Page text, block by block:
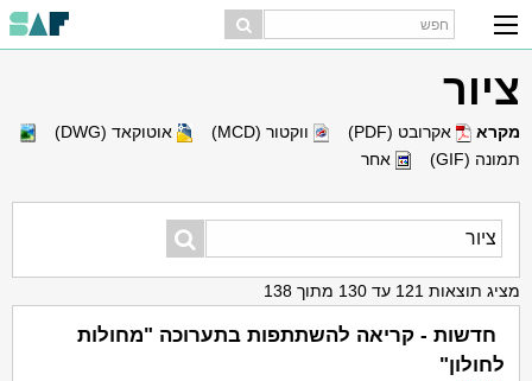
ציור
מקרא אקרובט (PDF) ווקטור (MCD)
אוטוקאד (DWG)
תמונה (GIF)
אחר
מציג תוצאות 121 עד 130 מתוך 138
חדשות - קריאה להשתתפות בתערוכה "מחולות
לחולון"